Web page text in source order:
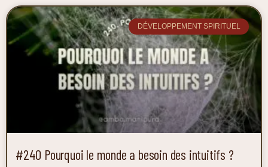
DÉVELOPPEMENT SPIRITUEL
#240 Pourquoi le monde a besoin des intuitifs ?